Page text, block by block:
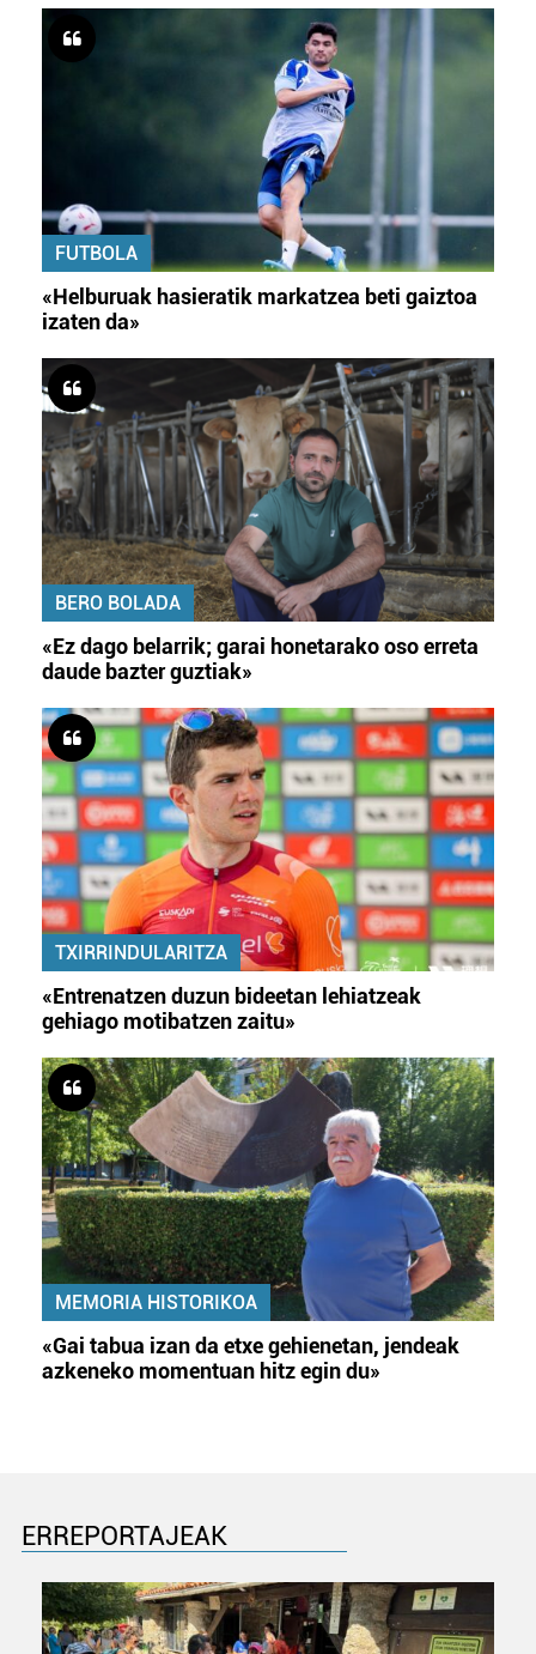
FUTBOLA
«Helburuak hasieratik markatzea beti gaiztoa
izaten da»
BERO BOLADA
«Ez dago belarrik; garai honetarako oso erreta
daude bazter guztiak»
TXIRRINDULARITZA
«Entrenatzen duzun bideetan lehiatzeak
gehiago motibatzen zaitu»
MEMORIA HISTORIKOA
«Gai tabua izan da etxe gehienetan, jendeak
azkeneko momentuan hitz egin du»
ERREPORTAJEAK